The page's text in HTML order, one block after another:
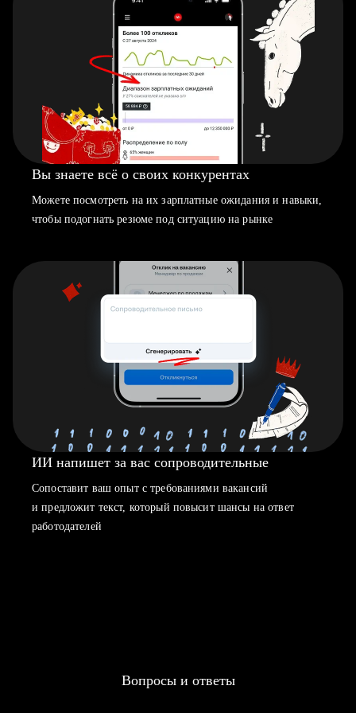
Вы знаете всё о своих конкурентах
Можете посмотреть на их зарплатные ожидания и навыки,
чтобы подогнать резюме под ситуацию на рынке
ИИ напишет за вас сопроводительные
Сопоставит ваш опыт с требованиями вакансий
и предложит текст, который повысит шансы на ответ
работодателей
Вопросы и ответы